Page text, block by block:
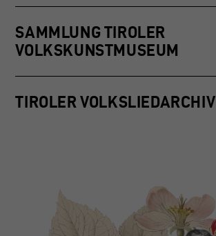
SAMMLUNG TIROLER
VOLKSKUNSTMUSEUM
TIROLER VOLKSLIEDARCHIV